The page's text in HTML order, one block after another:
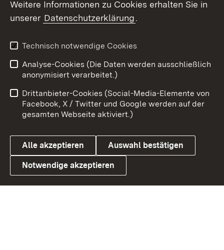
X / Twitter
Youtube
Link zum Landesportal
Impressum
Kontakt
Barrierefreiheit
Datenschutz
Cookies
Weitere Informationen zu Cookies erhalten Sie in
unserer Datenschutzerklärung.
Technisch notwendige Cookies
Analyse-Cookies (Die Daten werden ausschließlich
anonymisiert verarbeitet.)
Drittanbieter-Cookies (Social-Media-Elemente von
Facebook, X / Twitter und Google werden auf der
gesamten Webseite aktiviert.)
Alle akzeptieren Auswahl bestätigen
Notwendige akzeptieren